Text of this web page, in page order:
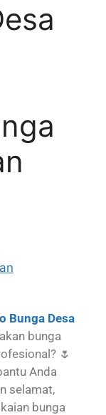
Bunga Desa
bunga
🌷
Anda
selamat,
bunga